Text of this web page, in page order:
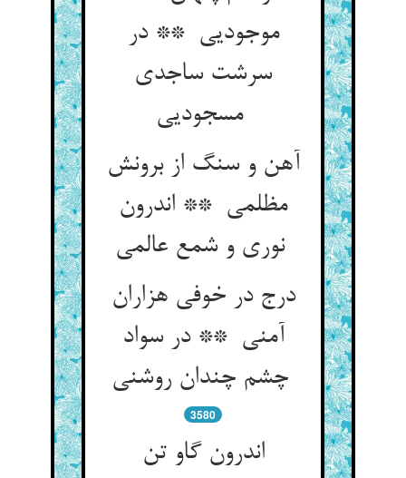
موجودیی ** در
سرشت ساجدی
مسجودیی
آهن و سنگ از برونش
مظلمی ** اندرون
نوری و شمع عالمی
درج در خوفی هزاران
آمنی ** در سواد
چشم چندان روشنی
3580
اندرون گاو تن